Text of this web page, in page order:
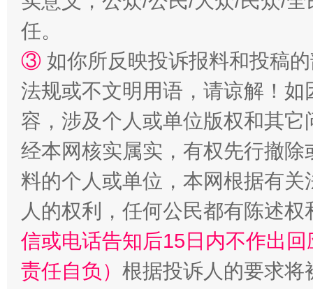
招工难、用工荒背后
任。
③ 如你所反映投诉报料和投稿
法规或不文明用语，请谅解！
容，涉及个人或单位版权和其它
经本网核实属实，有权先行撤
料的个人或单位，本网根据有
人的权利，任何公民都有陈述
信或电话告知后15日内不作出
责任自负） 根据投诉人的要求将